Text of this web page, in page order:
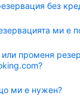
без
ми е
променя
ми е нужен?